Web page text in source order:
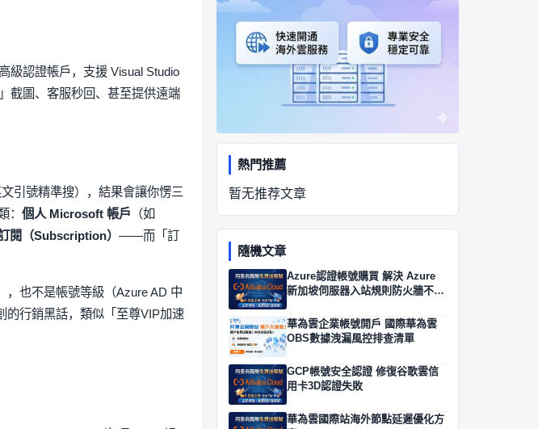
級認證帳戶，支援 Visual Studio
截圖、客服秒回、甚至提供遠端
文引號精準搜），結果會讓你愣三
： 個人 Microsoft 帳戶 （如
閱（Subscription） ——而「訂
也不是帳號等級（Azure AD 中
的行銷黑話，類似「至尊VIP加速
熱門推薦
暂无推荐文章
隨機文章
Azure認證帳號購買 解決 Azure
新加坡伺服器入站規則防火牆不生
華為雲企業帳號開戶 國際華為雲
OBS數據洩漏風控排查清單
GCP帳號安全認證 修復谷歌雲信
用卡3D認證失敗
華為雲國際站海外節點延遲優化方